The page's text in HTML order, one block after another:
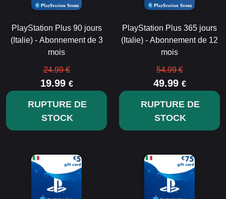
PlayStation Plus 90 jours
(Italie) - Abonnement de 3
mois
24.99 €
19.99 €
RUPTURE DE
STOCK
PlayStation Plus 365 jours
(Italie) - Abonnement de 12
mois
54.99 €
49.99 €
RUPTURE DE
STOCK